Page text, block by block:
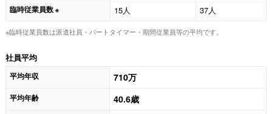
臨時従業員数 ※ 15人 37人
※臨時従業員数は派遣社員・パートタイマー・期間従業員等の平均です。
社員平均
平均年収 710万
平均年齢 40.6歳